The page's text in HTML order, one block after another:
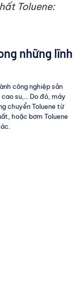
Toluene:
những lĩnh
công nghiệp sản
su,… Do đó, máy
chuyển Toluene từ
hoặc bơm Toluene